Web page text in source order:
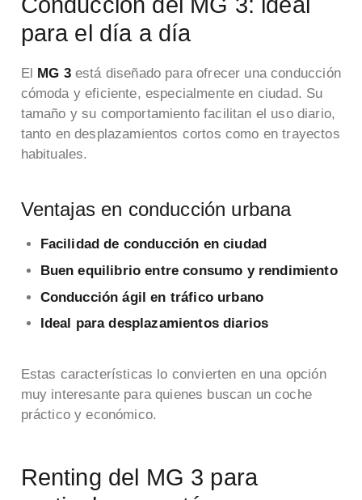
para el día a día
El MG 3está diseñado para ofrecer una conducción
cómoda y eficiente, especialmente en ciudad. Su
tamaño y su comportamiento facilitan el uso diario,
tanto en desplazamientos cortos como en trayectos
habituales.
Ventajas en conducción urbana
Facilidad de conducción en ciudad
Buen equilibrio entre consumo y rendimiento
Conducción ágil en tráfico urbano
Ideal para desplazamientos diarios
Estas características lo convierten en una opción
muy interesante para quienes buscan un coche
práctico y económico.
Renting del MG 3 para